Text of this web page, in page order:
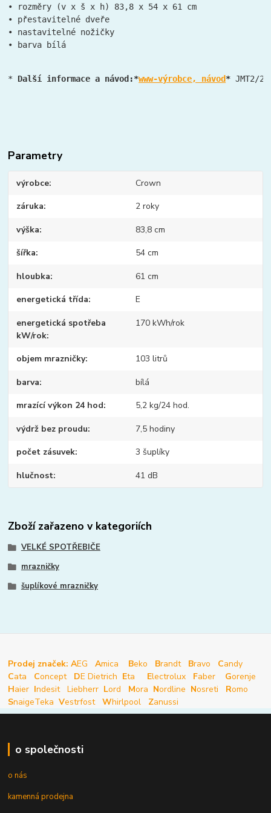
• rozměry (v x š x h) 83,8 x 54 x 61 cm
• přestavitelné dveře
• nastavitelné nožičky
• barva bílá
* Další informace a návod:*www-výrobce, návod* JMT2/
Parametry
výrobce Crown
záruka 2 roky
výška 83,8 cm
šířka 54 cm
hloubka 61 cm
energetická třída E
energetická spotřeba
kW/rok
170 kWh/rok
objem mrazničky 103 litrů
barva bílá
mrazící výkon 24 hod 5,2 kg/24 hod.
výdrž bez proudu 7,5 hodiny
počet zásuvek 3 šuplíky
hlučnost 41 dB
Zboží zařazeno v kategoriích
VELKÉ SPOTŘEBIČE
mrazničky
šuplíkové mrazničky
Prodej značek: AEG Amica Beko Brandt Bravo Candy
Cata Concept DE Dietrich Eta Electrolux Faber Gorenje
Haier Indesit Liebherr Lord Mora Nordline Nosreti Romo
SnaigeTeka Vestrfost Whirlpool Zanussi
o společnosti
o nás
kamenná prodejna